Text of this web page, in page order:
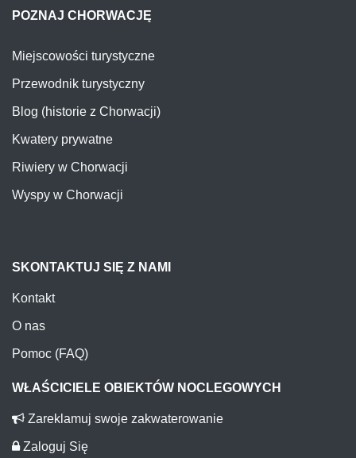
Przewodnik turystyczny
Blog (historie z Chorwacji)
Kwatery prywatne
Riwiery w Chorwacji
Wyspy w Chorwacji
Kontakt
O nas
Pomoc (FAQ)
WŁAŚCICIELE OBIEKTÓW NOCLEGOWYCH
Zareklamuj swoje zakwaterowanie
Zaloguj Się
Rejestracja